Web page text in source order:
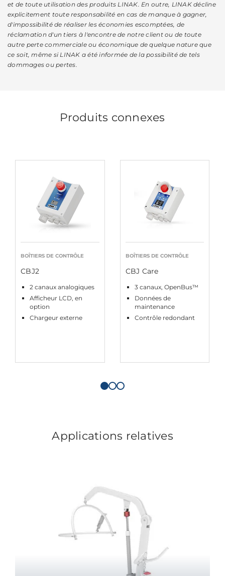
et de toute utilisation des produits LINAK. En outre, LINAK décline
explicitement toute responsabilité en cas de manque à gagner,
d'impossibilité de réaliser les économies escomptées, de
réclamation d'un tiers à l'encontre de notre client ou de toute
autre perte commerciale ou économique de quelque nature que
ce soit, même si LINAK a été informée de la possibilité de tels
dommages ou pertes.
Produits connexes
BOÎTIERS DE CONTRÔLE
CBJ2
2 canaux analogiques
Afficheur LCD, en
option
Chargeur externe
BOÎTIERS DE CONTRÔLE
CBJ Care
3 canaux, OpenBus™
Données de
maintenance
Contrôle redondant
Applications relatives